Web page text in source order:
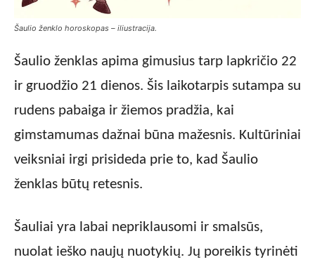
Šaulio ženklo horoskopas – iliustracija.
Šaulio ženklas apima gimusius tarp lapkričio 22
ir gruodžio 21 dienos. Šis laikotarpis sutampa su
rudens pabaiga ir žiemos pradžia, kai
gimstamumas dažnai būna mažesnis. Kultūriniai
veiksniai irgi prisideda prie to, kad Šaulio
ženklas būtų retesnis.
Šauliai yra labai nepriklausomi ir smalsūs,
nuolat ieško naujų nuotykių. Jų poreikis tyrinėti